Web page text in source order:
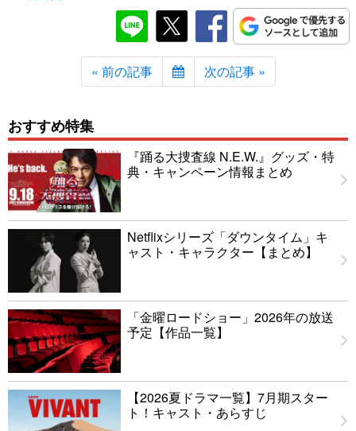
« 前の記事 次の記事 »
おすすめ特集
『踊る大捜査線 N.E.W.』グッズ・特
典・キャンペーン情報まとめ
Netflixシリーズ「ダウンタイム」キ
ャスト・キャラクター【まとめ】
「金曜ロードショー」2026年の放送
予定【作品一覧】
【2026夏ドラマ一覧】7月期スター
ト！キャスト・あらすじ